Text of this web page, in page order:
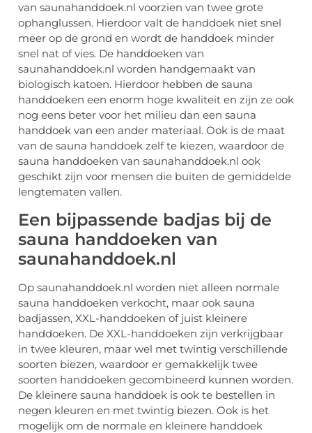
van saunahanddoek.nl voorzien van twee grote
ophanglussen. Hierdoor valt de handdoek niet snel
meer op de grond en wordt de handdoek minder
snel nat of vies. De handdoeken van
saunahanddoek.nl worden handgemaakt van
biologisch katoen. Hierdoor hebben de sauna
handdoeken een enorm hoge kwaliteit en zijn ze ook
nog eens beter voor het milieu dan een sauna
handdoek van een ander materiaal. Ook is de maat
van de sauna handdoek zelf te kiezen, waardoor de
sauna handdoeken van saunahanddoek.nl ook
geschikt zijn voor mensen die buiten de gemiddelde
lengtematen vallen.
Een bijpassende badjas bij de
sauna handdoeken van
saunahanddoek.nl
Op saunahanddoek.nl worden niet alleen normale
sauna handdoeken verkocht, maar ook sauna
badjassen, XXL-handdoeken of juist kleinere
handdoeken. De XXL-handdoeken zijn verkrijgbaar
in twee kleuren, maar wel met twintig verschillende
soorten biezen, waardoor er gemakkelijk twee
soorten handdoeken gecombineerd kunnen worden.
De kleinere sauna handdoek is ook te bestellen in
negen kleuren en met twintig biezen. Ook is het
mogelijk om de normale en kleinere handdoek